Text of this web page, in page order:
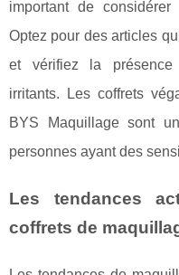
important de
Optez pour des articles
et vérifiez la présence
irritants. Les coffrets
BYS Maquillage sont
personnes ayant des
Les tendances
coffrets de